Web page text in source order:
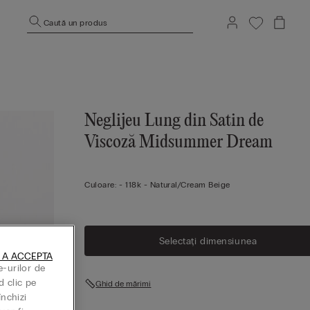
Caută un produs
Neglijeu Lung din Satin de
Viscoză Midsummer Dream
Culoare: -118k - Natural/cream Beige
Selectați dimensiunea
Ghid de mărimi
urilor de
clic pe
ACCEPTA